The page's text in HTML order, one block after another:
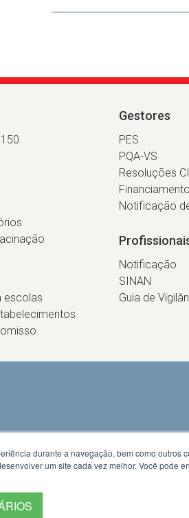
escolas
Gestores
PES
PQA-VS
Resoluções
Financiamento
Notificação
Notificação
SINAN
Guia de
durante a navegação, bem como outros
um site cada vez melhor. Você pode